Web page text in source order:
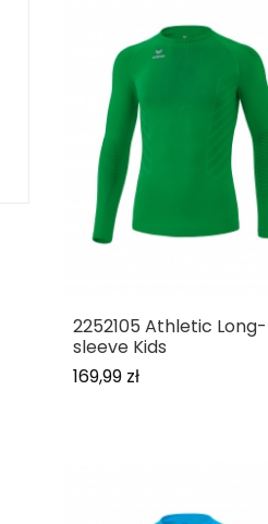
2252105 Athletic Long-
sleeve Kids
169,99 zł